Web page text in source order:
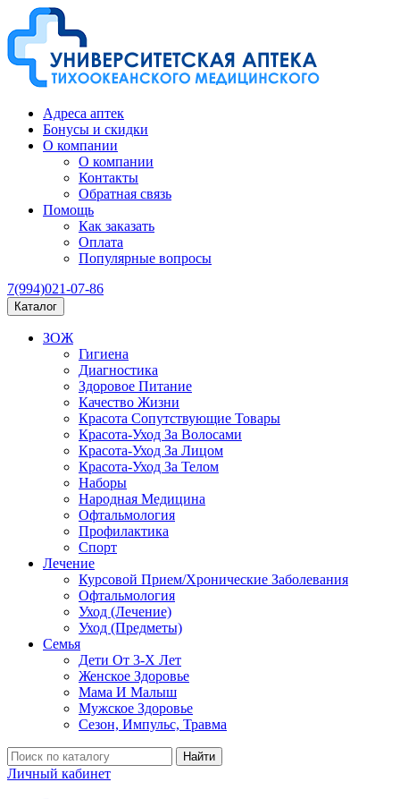
Адреса аптек
Бонусы и скидки
О компании
О компании
Контакты
Обратная связь
Помощь
Как заказать
Оплата
Популярные вопросы
7(994)021-07-86
Каталог
ЗОЖ
Гигиена
Диагностика
Здоровое Питание
Качество Жизни
Красота Сопутствующие Товары
Красота-Уход За Волосами
Красота-Уход За Лицом
Красота-Уход За Телом
Наборы
Народная Медицина
Офтальмология
Профилактика
Спорт
Лечение
Курсовой Прием/Хронические Заболевания
Офтальмология
Уход (Лечение)
Уход (Предметы)
Семья
Дети От 3-Х Лет
Женское Здоровье
Мама И Малыш
Мужское Здоровье
Сезон, Импульс, Травма
Найти
Личный кабинет